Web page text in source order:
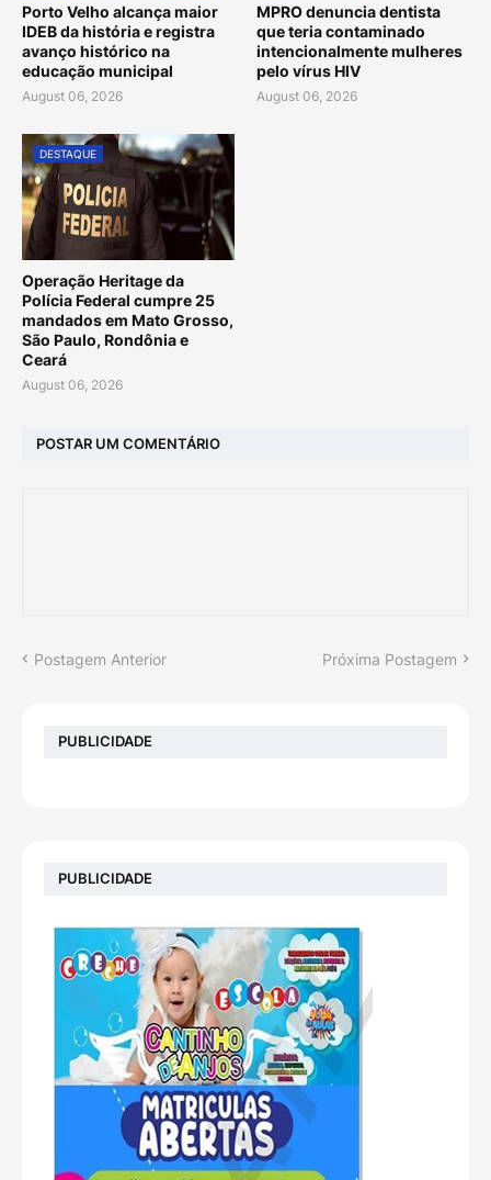
Porto Velho alcança maior
IDEB da história e registra
avanço histórico na
educação municipal
August 06, 2026
MPRO denuncia dentista
que teria contaminado
intencionalmente mulheres
pelo vírus HIV
August 06, 2026
DESTAQUE
Operação Heritage da
Polícia Federal cumpre 25
mandados em Mato Grosso,
São Paulo, Rondônia e
Ceará
August 06, 2026
POSTAR UM COMENTÁRIO
Postagem Anterior Próxima Postagem
PUBLICIDADE
PUBLICIDADE